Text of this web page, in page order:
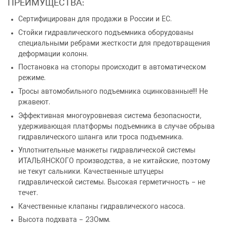
ПРЕИМУЩЕСТВА:
Сертифицирован для продажи в России и ЕС.
Стойки гидравлического подъемника оборудованы
специальными ребрами жесткости для предотвращения
деформации колонн.
Постановка на стопоры происходит в автоматическом
режиме.
Тросы автомобильного подъемника оцинкованные!!! Не
ржавеют.
Эффективная многоуровневая система безопасности,
удерживающая платформы подъемника в случае обрыва
гидравлического шланга или троса подъемника.
Уплотнительные манжеты гидравлической системы
ИТАЛЬЯНСКОГО производства, а не китайские, поэтому
не текут сальники. Качественные штуцеры
гидравлической системы. Высокая герметичность – не
течет.
Качественные клапаны гидравлического насоса.
Высота подхвата – 230мм.